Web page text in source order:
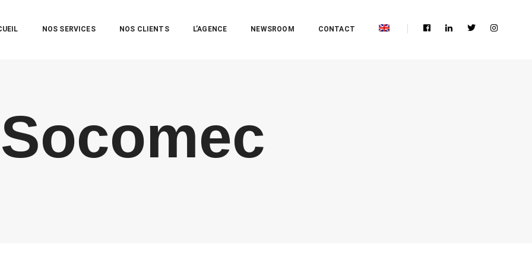
NOS SERVICES NOS CLIENTS L’AGENCE NEWSROOM CONTACT
Socomec